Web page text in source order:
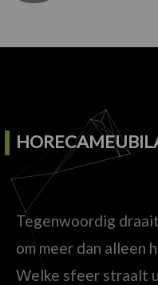
Tegenwoordig
om meer dan alleen
Welke sfeer straalt